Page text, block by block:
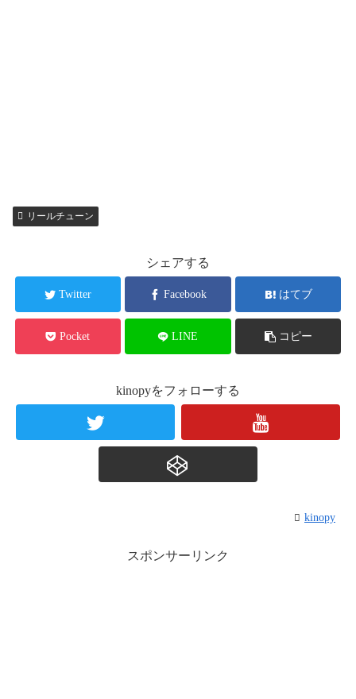
リールチューン
シェアする
Twitter Facebook はてブ
Pocket LINE コピー
kinopyをフォローする
kinopy
スポンサーリンク